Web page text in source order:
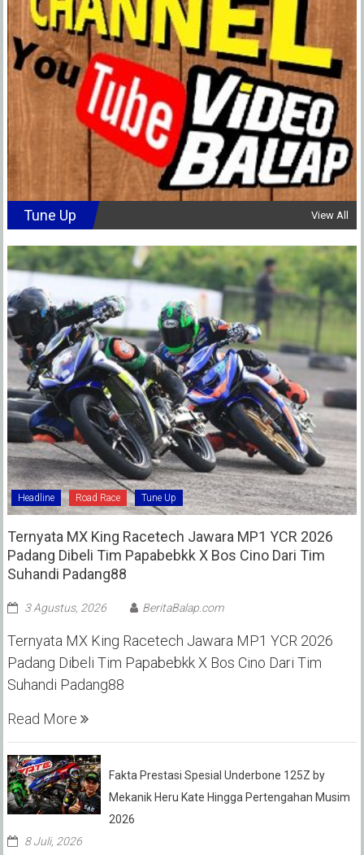
Tune Up View All
Headline Road Race Tune Up
Ternyata MX King Racetech Jawara MP1 YCR 2026
Padang Dibeli Tim Papabebkk X Bos Cino Dari Tim
Suhandi Padang88
3 Agustus, 2026 BeritaBalap.com
Ternyata MX King Racetech Jawara MP1 YCR 2026
Padang Dibeli Tim Papabebkk X Bos Cino Dari Tim
Suhandi Padang88
Read More
Fakta Prestasi Spesial Underbone 125Z by
Mekanik Heru Kate Hingga Pertengahan Musim
2026
8 Juli, 2026